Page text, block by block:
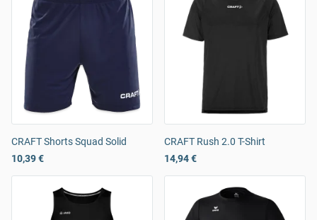
CRAFT Shorts Squad Solid
10,39 €
CRAFT Rush 2.0 T-Shirt
14,94 €